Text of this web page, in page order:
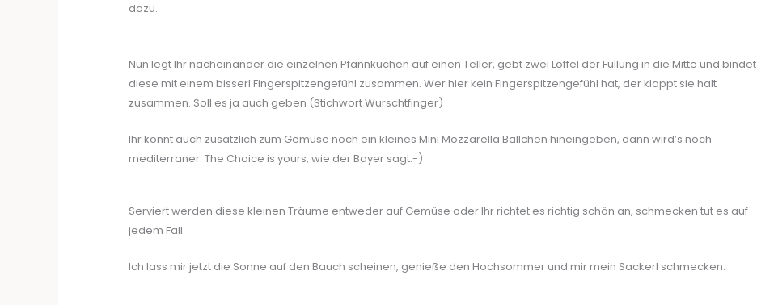
dazu.
Nun legt Ihr nacheinander die einzelnen Pfannkuchen auf einen Teller, gebt zwei Löffel der Füllung in die Mitte und bindet
diese mit einem bisserl Fingerspitzengefühl zusammen. Wer hier kein Fingerspitzengefühl hat, der klappt sie halt
zusammen. Soll es ja auch geben (Stichwort Wurschtfinger)
Ihr könnt auch zusätzlich zum Gemüse noch ein kleines Mini Mozzarella Bällchen hineingeben, dann wird’s noch
mediterraner. The Choice is yours, wie der Bayer sagt:-)
Serviert werden diese kleinen Träume entweder auf Gemüse oder Ihr richtet es richtig schön an, schmecken tut es auf
jedem Fall.
Ich lass mir jetzt die Sonne auf den Bauch scheinen, genieße den Hochsommer und mir mein Sackerl schmecken.